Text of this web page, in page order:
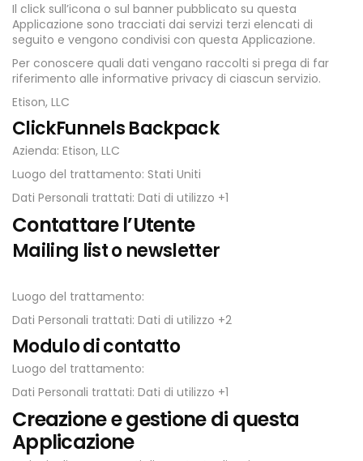
Il click sull’icona o sul banner pubblicato su questa
Applicazione sono tracciati dai servizi terzi elencati di
seguito e vengono condivisi con questa Applicazione.
Per conoscere quali dati vengano raccolti si prega di far
riferimento alle informative privacy di ciascun servizio.
Etison, LLC
ClickFunnels Backpack
Azienda: Etison, LLC
Luogo del trattamento: Stati Uniti
Dati Personali trattati: Dati di utilizzo +1
Contattare l’Utente
Mailing list o newsletter
Luogo del trattamento:
Dati Personali trattati: Dati di utilizzo +2
Modulo di contatto
Luogo del trattamento:
Dati Personali trattati: Dati di utilizzo +1
Creazione e gestione di questa
Applicazione